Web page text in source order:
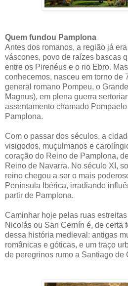
Quem fundou Pamplona
Antes dos romanos, a região já
váscones, povo de raízes bascas
entre os Pirenéus e o rio Ebro.
conhecemos, nasceu em torno de
general romano Pompeu, o
Magnus), em plena guerra
assentamento chamado
Pamplona.
Com o passar dos séculos, a
visigodos, muçulmanos e
coração do Reino de Pamplona,
Reino de Navarra. No século XI,
reino chegou a ser o mais
Península Ibérica, irradiando
partir de Pamplona.
Caminhar hoje pelas ruas
Nicolás ou San Cernín é, de certa
dessa história medieval: antigas
românicas e góticas, e um traço
de peregrinos rumo a Santiago de